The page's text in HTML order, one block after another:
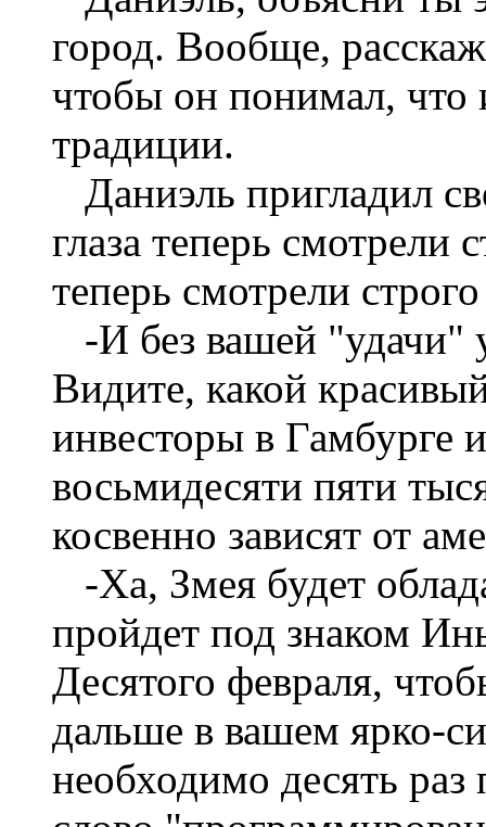
город. Вообще,
чтобы он понимал,
традиции.
Даниэль пригладил
глаза теперь смотрели
теперь смотрели
-И без вашей "удачи"
Видите, какой
инвесторы в Гамбурге
восьмидесяти пяти
косвенно зависят от
-Ха, Змея будет
пройдет под знаком
Десятого февраля,
дальше в вашем ярко-
необходимо десять раз